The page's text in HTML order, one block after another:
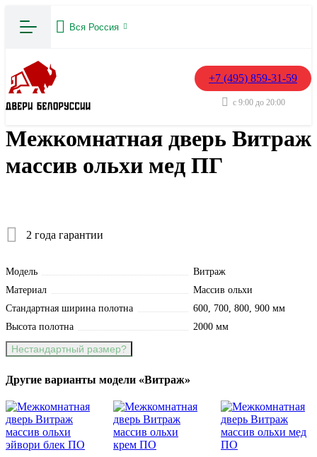
Вся Россия
+7 (495) 859-31-59
с 9:00 до 20:00
Межкомнатная дверь Витраж
массив ольхи мед ПГ
2 года гарантии
Модель
Витраж
Материал
Массив ольхи
Стандартная ширина полотна
600, 700, 800, 900 мм
Высота полотна
2000 мм
Нестандартный размер?
Другие варианты модели «Витраж»